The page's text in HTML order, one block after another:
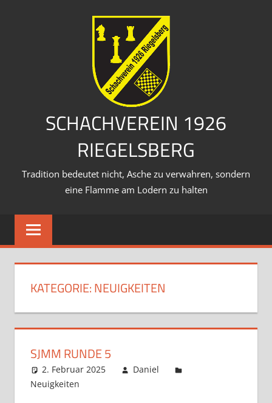
SCHACHVEREIN 1926
RIEGELSBERG
Tradition bedeutet nicht, Asche zu verwahren, sondern
eine Flamme am Lodern zu halten
KATEGORIE:NEUIGKEITEN
SJMM RUNDE 5
2. Februar 2025
Daniel
Neuigkeiten